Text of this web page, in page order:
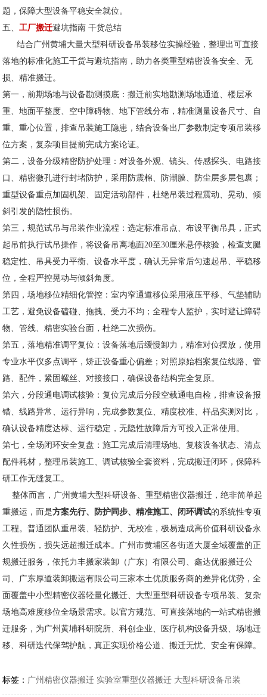
题，保障大型设备平稳安全就位。
五、工厂搬迁避坑指南 干货总结
结合广州黄埔大量大型科研设备吊装移位实操经验，整理出可直接
落地的标准化施工干货与避坑指南，助力各类重型精密设备安全、无
损、精准搬迁。
第一，前期场地与设备勘测摸底：搬迁前实地勘测场地通道、楼层承
重、地面平整度、空中障碍物、地下管线分布，精准测量设备尺寸、自
重、重心位置，排查吊装施工隐患，结合设备出厂参数制定专项吊装移
位方案，复杂项目提前完成方案论证。
第二，设备分级精密防护处理：对设备外观、镜头、传感探头、电路接
口、精密微孔进行封堵防护，采用防震棉、防潮膜、防尘层多层包裹；
重型设备重点加固机架、固定活动部件，杜绝吊装过程震动、晃动、倾
斜引发的隐性损伤。
第三，规范试吊与吊装作业流程：选定标准吊点、布设平衡吊具，正式
起吊前执行试吊操作，将设备吊离地面20至30厘米悬停核验，检查支腿
稳定性、吊具受力平衡、设备水平度，确认无异常后匀速起吊、平稳移
位，全程严控晃动与倾斜角度。
第四，场地移位精细化管控：室内窄通道移位采用液压平移、气垫辅助
工艺，避免设备磕碰、拖拽、受力不均；全程专人监护，实时避让障碍
物、管线、精密实验台面，杜绝二次损伤。
第五，落地精准调平复位：设备落地后缓慢卸力，精准对位摆放，使用
专业水平仪多点调平，矫正设备重心偏差；对照原始档案复位线路、管
路、配件，紧固螺丝、对接接口，确保设备结构完全复原。
第六，分段通电调试核验：复位完成后分段空载通电自检，排查设备报
错、线路异常、运行异响，完成参数复位、精度校准、样品实测对比，
确认设备精度达标、运行稳定，无隐性故障后方可投入正常使用。
第七，全场闭环安全复盘：施工完成后清理场地、复核设备状态、清点
配件耗材，整理吊装施工、调试核验全套资料，完成搬迁闭环，保障科
研工作无缝复工。
整体而言，广州黄埔大型科研设备、重型精密仪器搬迁，绝非简单起
重搬运，而是方案先行、防护同步、精准施工、闭环调试的系统性专项
工程。普通团队重吊装、轻防护、无校准，极易造成高价值科研设备永
久性损伤，损失远超搬迁成本。广州市黄埔区各街道大厦全域覆盖的正
规搬迁服务，依托力丰搬家装卸（广东）有限公司、鑫达优服搬迁公
司、广东厚道装卸搬运有限公司三家本土优质服务商的差异化优势，全
面覆盖中小型精密仪器轻量化搬迁、大型重型科研设备专项吊装、复杂
场地高难度移位全场景需求。以官方规范、可直接落地的一站式精密搬
迁服务，为广州黄埔科研院所、科创企业、医疗机构设备升级、场地迁
移、科研迭代保驾护航，真正实现价格公道、搬迁无忧、安全有保障。
标签： 广州精密仪器搬迁 实验室重型仪器搬迁 大型科研设备吊装